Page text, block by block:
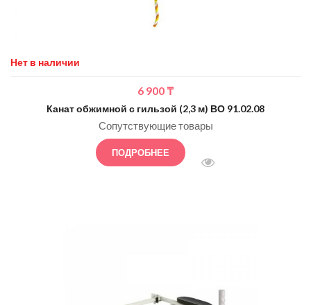
Нет в наличии
6 900₸
Канат обжимной с гильзой (2,3 м) ВО 91.02.08
Сопутствующие товары
ПОДРОБНЕЕ